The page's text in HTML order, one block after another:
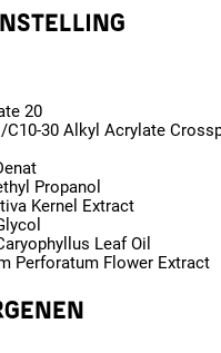
20
C10-30 Alkyl Acrylate
Propanol
Kernel Extract
Leaf Oil
Perforatum Flower Extract